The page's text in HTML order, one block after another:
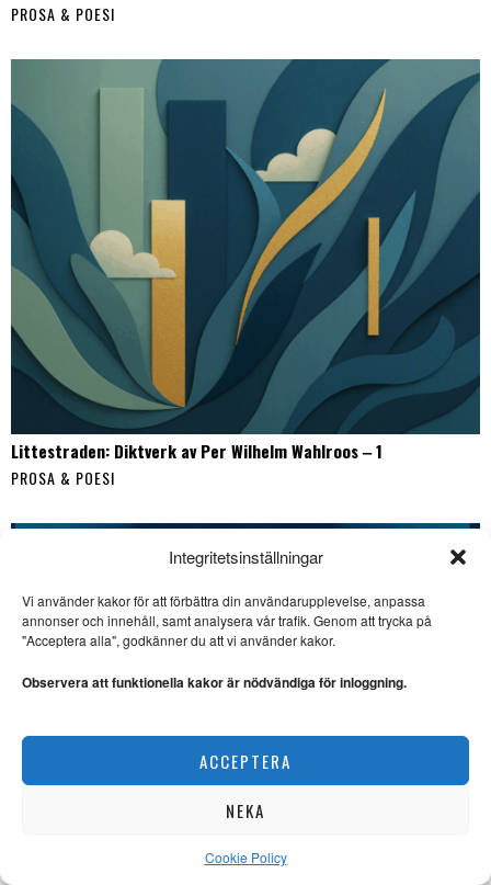
Integritetsinställningar
Vi använder kakor för att förbättra din användarupplevelse, anpassa
annonser och innehåll, samt analysera vår trafik. Genom att trycka på
"Acceptera alla", godkänner du att vi använder kakor.
Observera att funktionella kakor är nödvändiga för inloggning.
ACCEPTERA
NEKA
Cookie Policy
PROSA & POESI
Littestraden: Diktverk av Per Wilhelm Wahlroos ‒ 1
PROSA & POESI
SE ÄVEN
stilrent om en särling
ROMAN. ”Det är långt ifrån